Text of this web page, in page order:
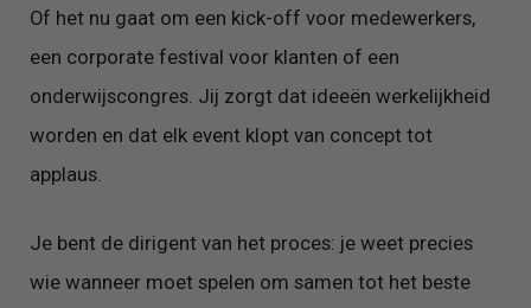
Of het nu gaat om een kick-off voor medewerkers,
een corporate festival voor klanten of een
onderwijscongres. Jij zorgt dat ideeën werkelijkheid
worden en dat elk event klopt van concept tot
applaus.
Je bent de dirigent van het proces: je weet precies
wie wanneer moet spelen om samen tot het beste